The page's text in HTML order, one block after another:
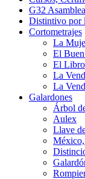
G32
Distintivo por
Cortometrajes
La
El
El
La
La
Galardones
Árbol
Aulex
Llave